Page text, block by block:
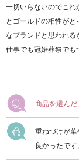
一切いらないのでこれ
とゴールドの相性が
なブランドと思われ
仕事でも冠婚葬祭でも
商品を選ん
重ねづけが
良かったです。